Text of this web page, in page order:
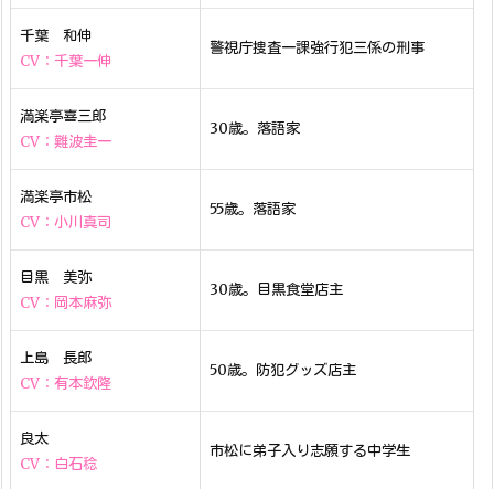
千葉 和伸
CV：千葉一伸
警視庁捜査一課強行犯三係の刑事
満楽亭喜三郎
CV：難波圭一
30歳。落語家
満楽亭市松
CV：小川真司
55歳。落語家
目黒 美弥
CV：岡本麻弥
30歳。目黒食堂店主
上島 長郎
CV：有本欽隆
50歳。防犯グッズ店主
良太
CV：白石稔
市松に弟子入り志願する中学生